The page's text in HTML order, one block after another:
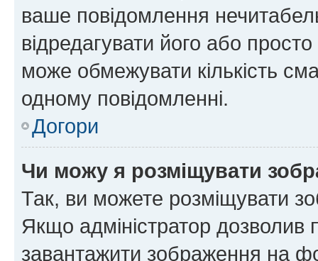
ваше повідомлення
відредагувати його або
може обмежувати кількість
одному повідомленні.
Догори
Чи можу я розміщувати
Так, ви можете розміщувати
Якщо адміністратор
завантажити зображення на